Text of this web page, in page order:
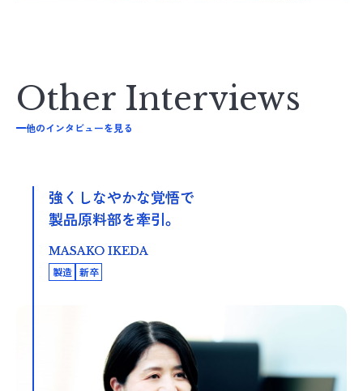
他のインタビューを見る
強くしなやかな覚悟で
製品原料部を牽引。
MASAKO IKEDA
製造 新卒